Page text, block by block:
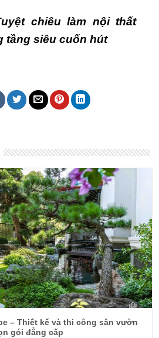
chiêu làm nội thất
tầng siêu cuốn hút
– Thiết kế và thi công sân vườn
gói đẳng cấp